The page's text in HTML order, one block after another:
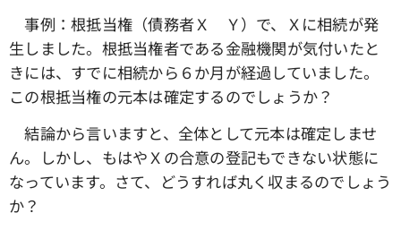
事例：根抵当権（債務者Ｘ Ｙ）で、Ｘに相続が発
生しました。根抵当権者である金融機関が気付いたと
きには、すでに相続から６か月が経過していました。
この根抵当権の元本は確定するのでしょうか？
結論から言いますと、全体として元本は確定しませ
ん。しかし、もはやＸの合意の登記もできない状態に
なっています。さて、どうすれば丸く収まるのでしょう
か？